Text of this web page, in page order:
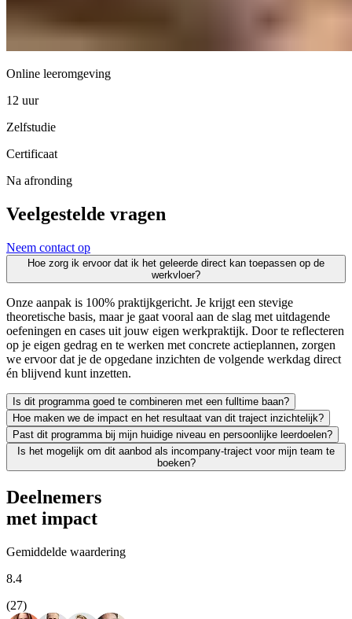
Online leeromgeving
12 uur
Zelfstudie
Certificaat
Na afronding
Veelgestelde vragen
Neem contact op
Hoe zorg ik ervoor dat ik het geleerde direct kan toepassen op de
werkvloer?
Onze aanpak is 100% praktijkgericht. Je krijgt een stevige
theoretische basis, maar je gaat vooral aan de slag met uitdagende
oefeningen en cases uit jouw eigen werkpraktijk. Door te reflecteren
op je eigen gedrag en te werken met concrete actieplannen, zorgen
we ervoor dat je de opgedane inzichten de volgende werkdag direct
én blijvend kunt inzetten.
Is dit programma goed te combineren met een fulltime baan?
Zeker. We leiden uitsluitend werkende professionals op en weten
Hoe maken we de impact en het resultaat van dit traject inzichtelijk?
Leren moet leiden tot merkbaar resultaat; voor jezelf én voor je
Past dit programma bij mijn huidige niveau en persoonlijke leerdoelen?
We vinden het essentieel dat je een traject kiest dat écht bij je past
Is het mogelijk om dit aanbod als incompany-traject voor mijn team te
boeken?
Absoluut. Vrijwel al onze trainingen en opleidingen kunnen we
Deelnemers
met impact
Gemiddelde waardering
8.4
(27)